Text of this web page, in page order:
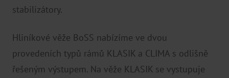
stabilizátory.
Hliníkové věže BoSS nabízíme ve dvou
provedeních typů rámů KLASIK a CLIMA s odlišně
řešeným výstupem. Na věže KLASIK se vystupuje